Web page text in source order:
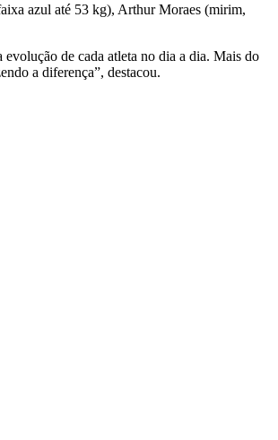
azul até 53 kg), Arthur Moraes (mirim,
de cada atleta no dia a dia. Mais do
a diferença”, destacou.